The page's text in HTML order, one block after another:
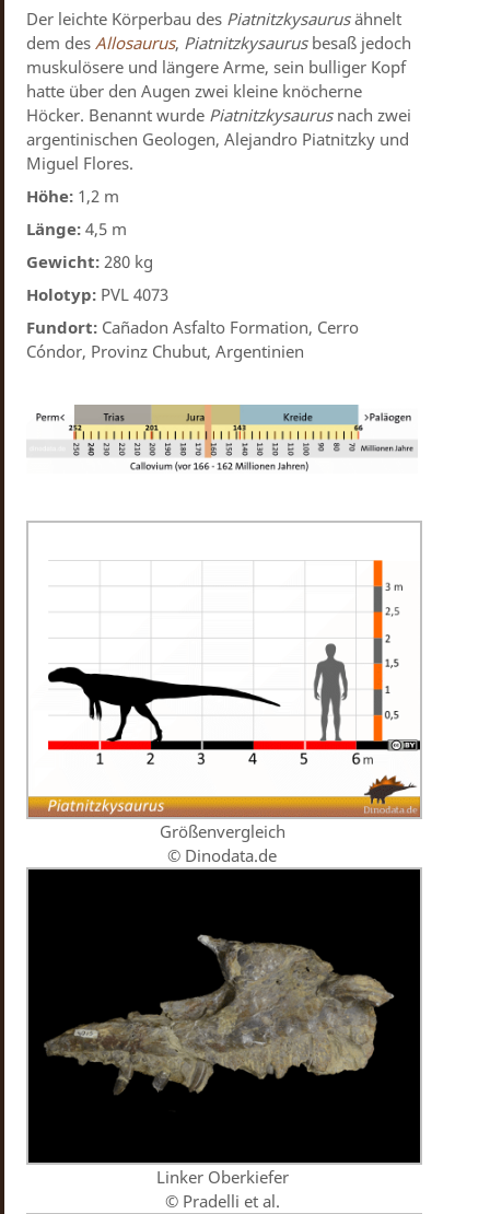
Der leichte Körperbau des Piatnitzkysaurusähnelt
dem desAllosaurus, Piatnitzkysaurusbesaß jedoch
muskulösere und längere Arme, sein bulliger Kopf
hatte über den Augen zwei kleine knöcherne
Höcker. Benannt wurde Piatnitzkysaurusnach zwei
argentinischen Geologen, Alejandro Piatnitzky und
Miguel Flores.
Höhe: 1,2 m
Länge: 4,5 m
Gewicht: 280 kg
Holotyp: PVL 4073
Fundort: Cañadon Asfalto Formation, Cerro
Cóndor, Provinz Chubut, Argentinien
Größenvergleich
© Dinodata.de
Linker Oberkiefer
© Pradelli et al.